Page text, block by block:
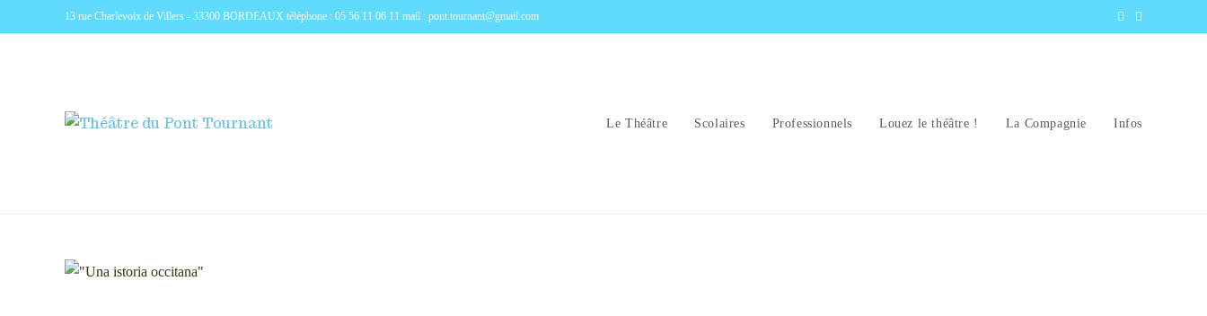
13 rue Charlevoix de Villers - 33300 BORDEAUX téléphone : 05 56 11 06 11 mail : pont.tournant@gmail.com
Le Théâtre Scolaires Professionnels Louez le théâtre ! La Compagnie Infos